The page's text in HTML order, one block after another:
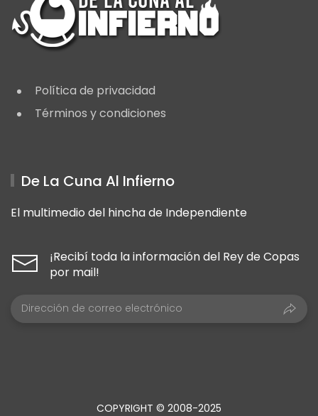
Política de privacidad
Términos y condiciones
De La Cuna Al Infierno
El multimedio del hincha de Independiente
¡Recibí toda la información del Rey de Copas
por mail!
COPYRIGHT © 2008-2025